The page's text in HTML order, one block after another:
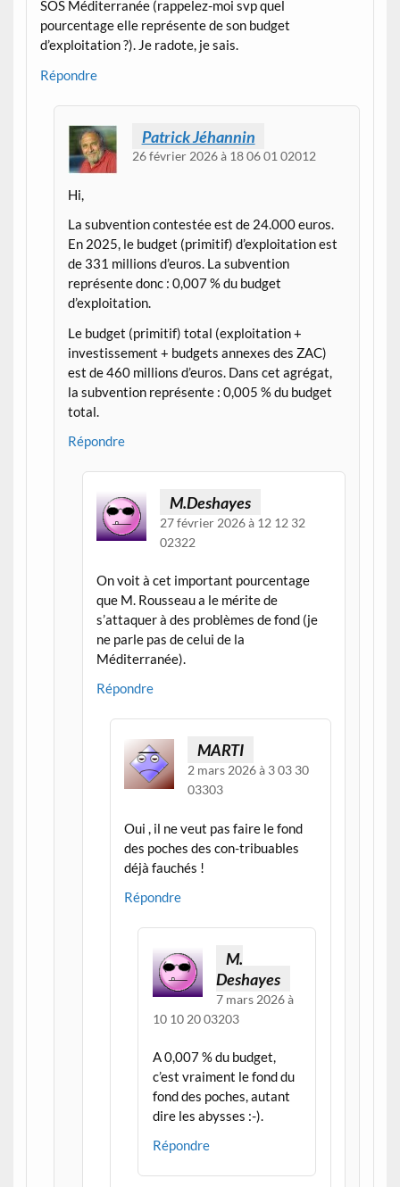
SOS Méditerranée (rappelez-moi svp quel
pourcentage elle représente de son budget
d’exploitation ?). Je radote, je sais.
Répondre
Patrick Jéhannin
26 février 2026 à 18 06 01 02012
Hi,
La subvention contestée est de 24.000 euros.
En 2025, le budget (primitif) d’exploitation est
de 331 millions d’euros. La subvention
représente donc : 0,007 % du budget
d’exploitation.
Le budget (primitif) total (exploitation +
investissement + budgets annexes des ZAC)
est de 460 millions d’euros. Dans cet agrégat,
la subvention représente : 0,005 % du budget
total.
Répondre
M.Deshayes
27 février 2026 à 12 12 32
02322
On voit à cet important pourcentage
que M. Rousseau a le mérite de
s’attaquer à des problèmes de fond (je
ne parle pas de celui de la
Méditerranée).
Répondre
MARTI
2 mars 2026 à 3 03 30
03303
Oui , il ne veut pas faire le fond
des poches des con-tribuables
déjà fauchés !
Répondre
M.
Deshayes
7 mars 2026 à
10 10 20 03203
A 0,007 % du budget,
c’est vraiment le fond du
fond des poches, autant
dire les abysses :-).
Répondre